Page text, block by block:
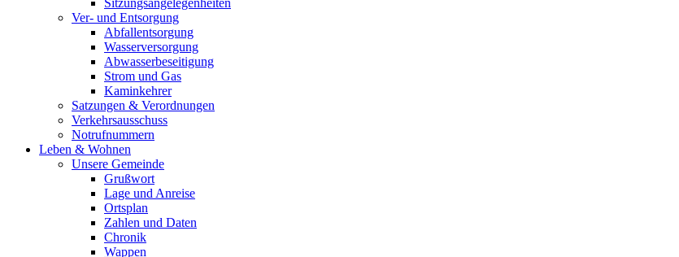
Sitzungsangelegenheiten
Ver- und Entsorgung
Abfallentsorgung
Wasserversorgung
Abwasserbeseitigung
Strom und Gas
Kaminkehrer
Satzungen & Verordnungen
Verkehrsausschuss
Notrufnummern
Leben & Wohnen
Unsere Gemeinde
Grußwort
Lage und Anreise
Ortsplan
Zahlen und Daten
Chronik
Wappen